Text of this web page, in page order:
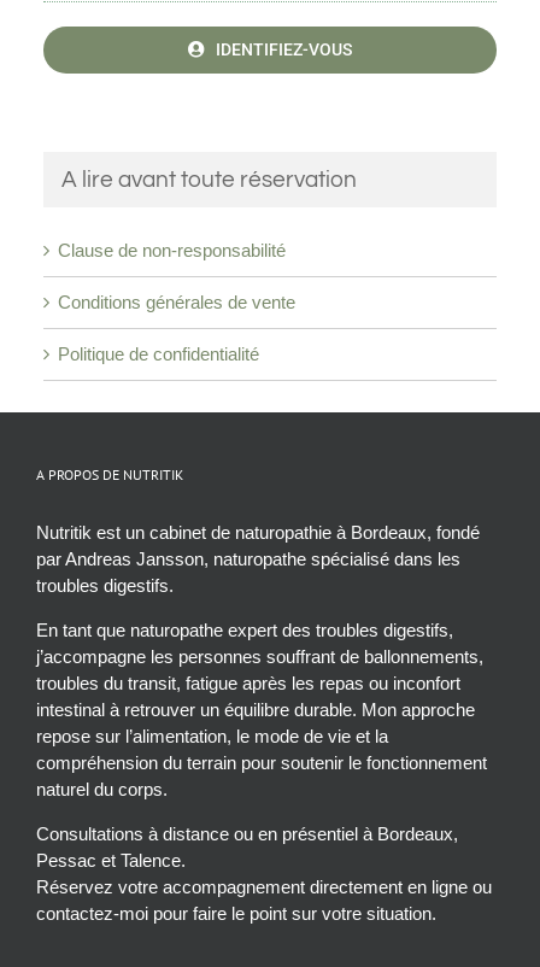
IDENTIFIEZ-VOUS
A lire avant toute réservation
Clause de non-responsabilité
Conditions générales de vente
Politique de confidentialité
A PROPOS DE NUTRITIK
Nutritik est un cabinet de naturopathie à Bordeaux, fondé
par Andreas Jansson, naturopathe spécialisé dans les
troubles digestifs.
En tant que naturopathe expert des troubles digestifs,
j’accompagne les personnes souffrant de ballonnements,
troubles du transit, fatigue après les repas ou inconfort
intestinal à retrouver un équilibre durable. Mon approche
repose sur l’alimentation, le mode de vie et la
compréhension du terrain pour soutenir le fonctionnement
naturel du corps.
Consultations à distance ou en présentiel à Bordeaux,
Pessac et Talence.
Réservez votre accompagnement directement en ligne ou
contactez-moi pour faire le point sur votre situation.